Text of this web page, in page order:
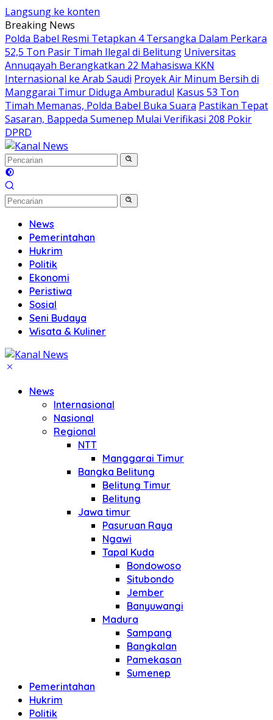
Langsung ke konten
Breaking News
Polda Babel Resmi Tetapkan 4 Tersangka Dalam Perkara
52,5 Ton Pasir Timah Ilegal di Belitung Universitas
Annuqayah Berangkatkan 22 Mahasiswa KKN
Internasional ke Arab Saudi Proyek Air Minum Bersih di
Manggarai Timur Diduga Amburadul Kasus 53 Ton
Timah Memanas, Polda Babel Buka Suara Pastikan Tepat
Sasaran, Bappeda Sumenep Mulai Verifikasi 208 Pokir
DPRD
News
Pemerintahan
Hukrim
Politik
Ekonomi
Peristiwa
Sosial
Seni Budaya
Wisata & Kuliner
News
Internasional
Nasional
Regional
NTT
Manggarai Timur
Bangka Belitung
Belitung Timur
Belitung
Jawa timur
Pasuruan Raya
Ngawi
Tapal Kuda
Bondowoso
Situbondo
Jember
Banyuwangi
Madura
Sampang
Bangkalan
Pamekasan
Sumenep
Pemerintahan
Hukrim
Politik